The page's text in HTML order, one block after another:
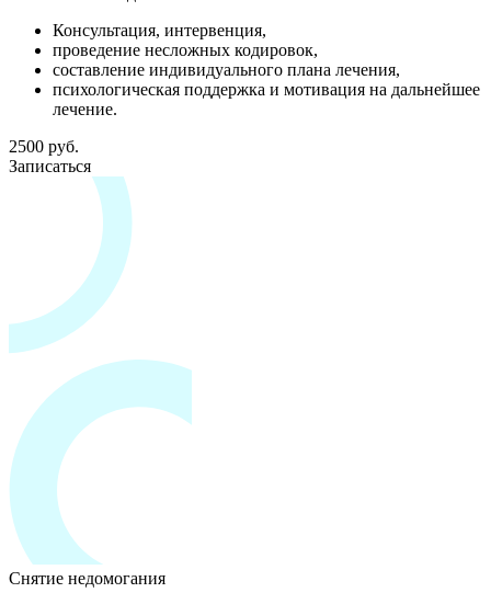
Консультация, интервенция,
проведение несложных кодировок,
составление индивидуального плана лечения,
психологическая поддержка и мотивация на дальнейшее
лечение.
2500 руб.
Записаться
Снятие недомогания